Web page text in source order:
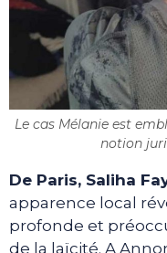
Le cas Mélanie est
notion
De Paris, Saliha
apparence local
profonde et
de la laïcité. A